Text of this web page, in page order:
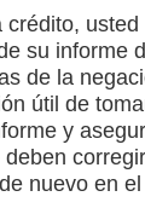
crédito,
su informe
de la
útil de
y
nuevo en